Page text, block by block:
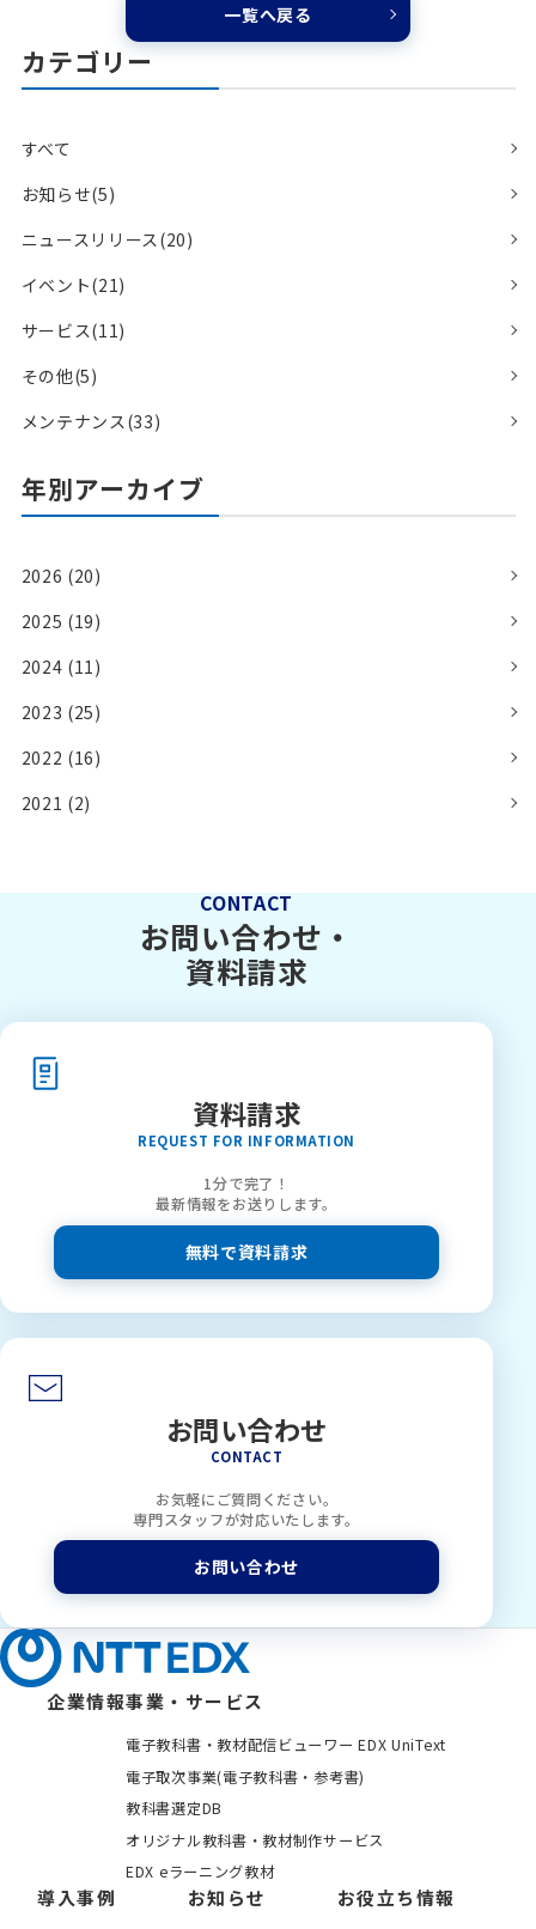
一覧へ戻る
カテゴリー
すべて
お知らせ(5)
ニュースリリース(20)
イベント(21)
サービス(11)
その他(5)
メンテナンス(33)
年別アーカイブ
2026 (20)
2025 (19)
2024 (11)
2023 (25)
2022 (16)
2021 (2)
CONTACT
お問い合わせ・
資料請求
資料請求
REQUEST FOR INFORMATION
1分で完了！
最新情報をお送りします。
無料で資料請求
お問い合わせ
CONTACT
お気軽にご質問ください。
専門スタッフが対応いたします。
お問い合わせ
企業情報事業・サービス
電子教科書・教材配信ビューワー EDX UniText
電子取次事業(電子教科書・参考書)
教科書選定DB
オリジナル教科書・教材制作サービス
EDX eラーニング教材
導入事例 お知らせ お役立ち情報